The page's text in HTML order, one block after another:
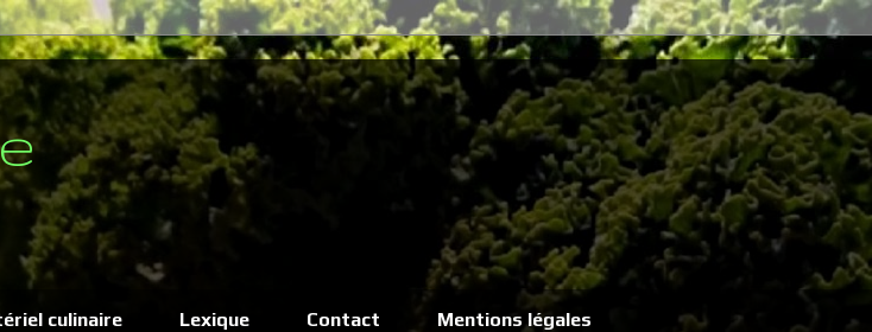
culinaire Lexique Contact Mentions légales